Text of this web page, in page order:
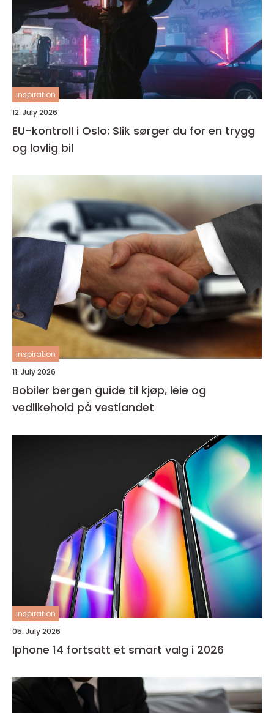
inspiration
12. July 2026
EU-kontroll i Oslo: Slik sørger du for en trygg
og lovlig bil
inspiration
11. July 2026
Bobiler bergen guide til kjøp, leie og
vedlikehold på vestlandet
inspiration
05. July 2026
Iphone 14 fortsatt et smart valg i 2026